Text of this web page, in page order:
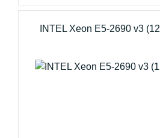
INTEL Xeon E5-2690 v3